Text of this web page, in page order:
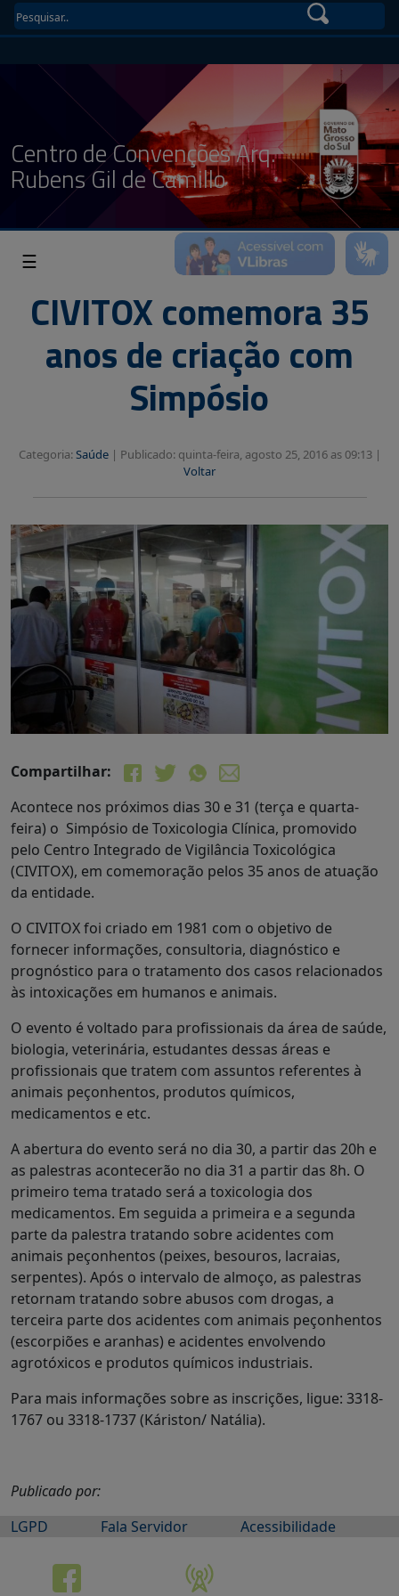
Centro de Convenções Arq.
Rubens Gil de Camillo
☰
CIVITOX comemora 35
anos de criação com
Simpósio
Categoria:Saúde| Publicado: quinta-feira, agosto 25, 2016 as 09:13 |
Voltar
Compartilhar:
Acontece nos próximos dias 30 e 31 (terça e quarta-
feira) o Simpósio de Toxicologia Clínica, promovido
pelo Centro Integrado de Vigilância Toxicológica
(CIVITOX), em comemoração pelos 35 anos de atuação
da entidade.
O CIVITOX foi criado em 1981 com o objetivo de
fornecer informações, consultoria, diagnóstico e
prognóstico para o tratamento dos casos relacionados
às intoxicações em humanos e animais.
O evento é voltado para profissionais da área de saúde,
biologia, veterinária, estudantes dessas áreas e
profissionais que tratem com assuntos referentes à
animais peçonhentos, produtos químicos,
medicamentos e etc.
A abertura do evento será no dia 30, a partir das 20h e
as palestras acontecerão no dia 31 a partir das 8h. O
primeiro tema tratado será a toxicologia dos
medicamentos. Em seguida a primeira e a segunda
parte da palestra tratando sobre acidentes com
animais peçonhentos (peixes, besouros, lacraias,
serpentes). Após o intervalo de almoço, as palestras
retornam tratando sobre abusos com drogas, a
terceira parte dos acidentes com animais peçonhentos
(escorpiões e aranhas) e acidentes envolvendo
agrotóxicos e produtos químicos industriais.
Para mais informações sobre as inscrições, ligue: 3318-
1767 ou 3318-1737 (Káriston/ Natália).
Publicado por:
LGPD
Fala Servidor Acessibilidade